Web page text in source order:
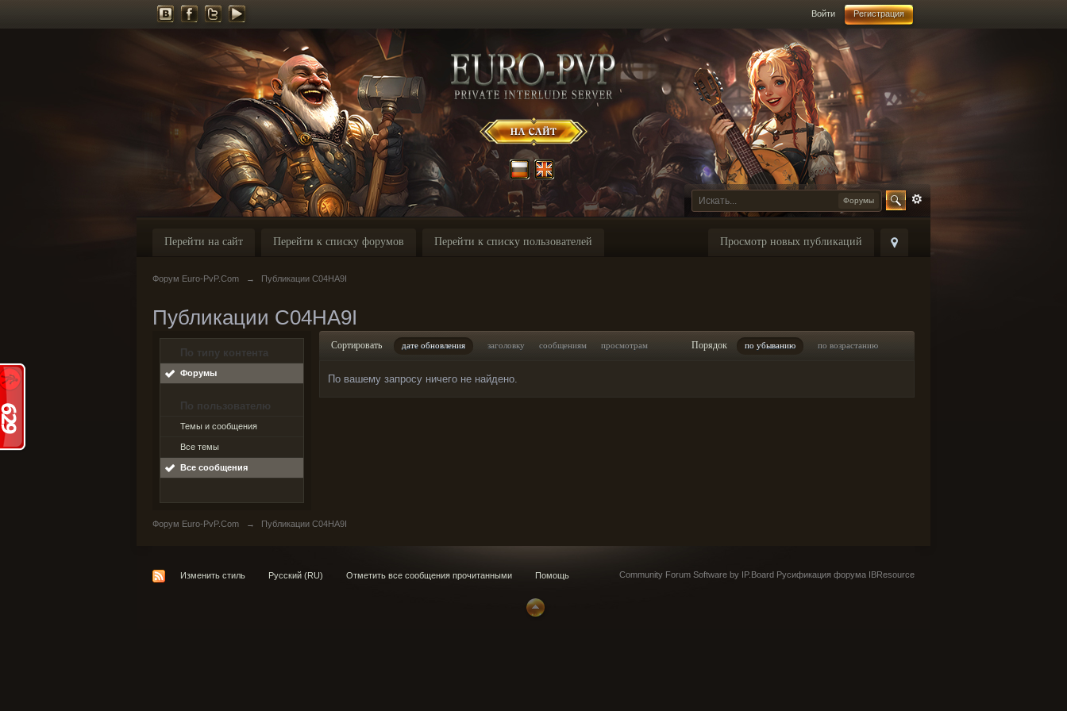
Войти Регистрация
Форумы
Просмотр новых публикаций
Перейти на сайт Перейти к списку форумов Перейти к списку пользователей
Форум Euro-PvP.Com → Публикации C04HA9I
Публикации C04HA9I
По типу контента
Форумы
По пользователю
Темы и сообщения
Все темы
Все сообщения
Сортировать дате обновления заголовку сообщениям просмотрам Порядок по убыванию по возрастанию
По вашему запросу ничего не найдено.
Форум Euro-PvP.Com → Публикации C04HA9I
Изменить стиль Русский (RU) Отметить все сообщения прочитанными Помощь Community Forum Software by IP.Board Русификация форума IBResource